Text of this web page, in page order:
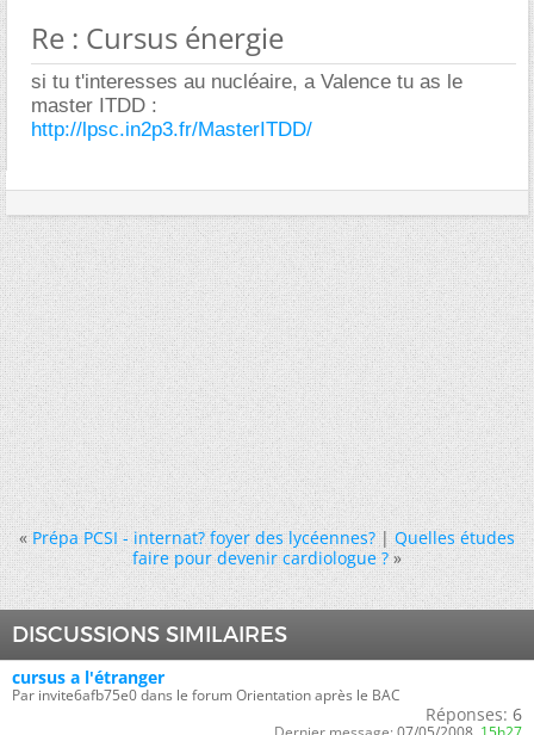
Re : Cursus énergie
si tu t'interesses au nucléaire, a Valence tu as le
master ITDD :
http://lpsc.in2p3.fr/MasterITDD/
« Prépa PCSI - internat? foyer des lycéennes?|Quelles études
faire pour devenir cardiologue ? »
DISCUSSIONS SIMILAIRES
cursus a l'étranger
Par invite6afb75e0 dans le forum Orientation après le BAC
Réponses: 6